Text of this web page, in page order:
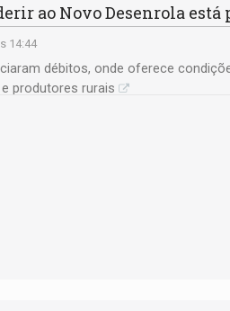
ao Novo Desenrola
14:44
débitos, onde oferece
produtores rurais